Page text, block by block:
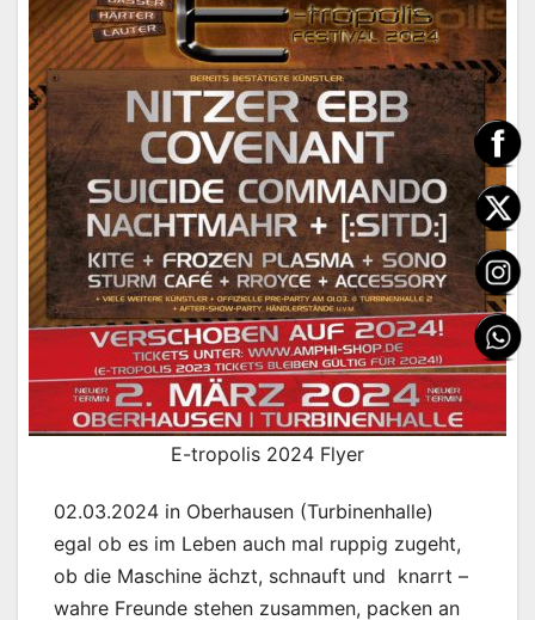
E-tropolis 2024 Flyer
02.03.2024 in Oberhausen (Turbinenhalle)
egal ob es im Leben auch mal ruppig zugeht,
ob die Maschine ächzt, schnauft und knarrt –
wahre Freunde stehen zusammen, packen an